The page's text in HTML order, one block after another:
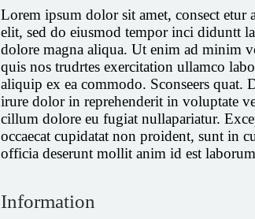
Lorem ipsum dolor sit amet, consect etur
elit, sed do eiusmod tempor inci diduntt
dolore magna aliqua. Ut enim ad minim
quis nos trudrtes exercitation ullamco
aliquip ex ea commodo. Sconseers quat.
irure dolor in reprehenderit in voluptate
cillum dolore eu fugiat nullapariatur.
occaecat cupidatat non proident, sunt in
officia deserunt mollit anim id est
Information